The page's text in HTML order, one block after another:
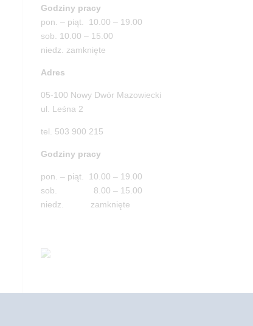
Godziny pracy
pon. – piąt. 10.00 – 19.00
sob. 10.00 – 15.00
niedz. zamknięte
Adres
05-100 Nowy Dwór Mazowiecki
ul. Leśna 2
tel. 503 900 215
Godziny pracy
pon. – piąt. 10.00 – 19.00
sob. 8.00 – 15.00
niedz. zamknięte